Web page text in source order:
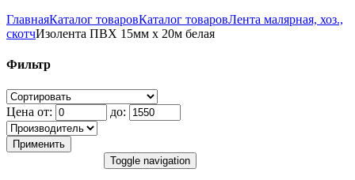
ГлавнаяКаталог товаровКаталог товаровЛента малярная, хоз.,
скотчИзолента ПВХ 15мм х 20м белая
Фильтр
Цена от: до:
Применить
Toggle navigation